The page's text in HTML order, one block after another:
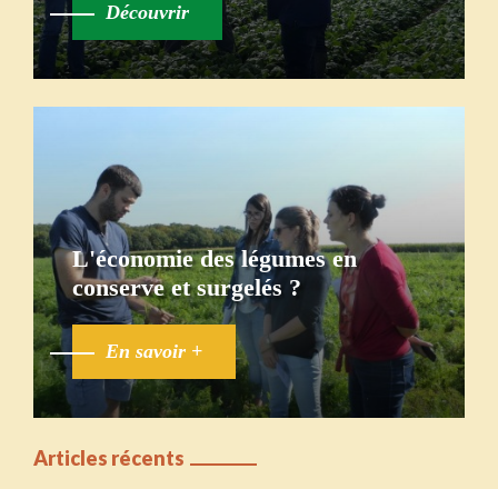
Découvrir
L'économie des légumes en
conserve et surgelés ?
En savoir +
Articles récents